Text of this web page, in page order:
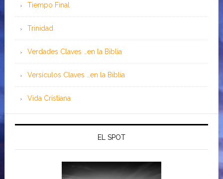
Tiempo Final
Trinidad
Verdades Claves …en la Biblia
Versículos Claves …en la Biblia
Vida Cristiana
EL SPOT